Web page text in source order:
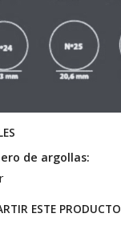
de argollas:
ESTE PRODUCTO